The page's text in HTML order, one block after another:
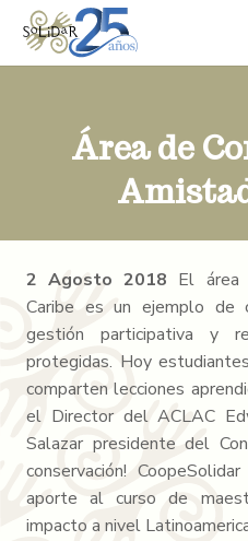
Área de
2 Agosto 2018 El área
Caribe es un ejemplo de
gestión participativa y
protegidas. Hoy
comparten lecciones
el Director del ACLAC
Salazar presidente del
conservación!
aporte al curso de
impacto a nivel